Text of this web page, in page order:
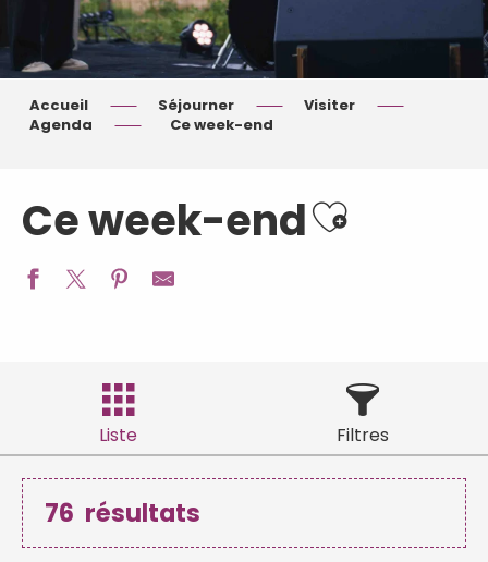
Accueil Séjourner
Visiter
Agenda
Ce week-end
Ce week-end Ajouter aux
Liste Filtres
76 résultats